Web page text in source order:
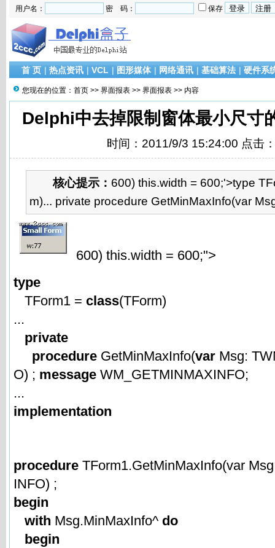
用户名： 密 码： 保存
首 页 | 热点资讯 | VCL | 图形媒体 | 网络通讯 | 基础算法 | 硬件系
您现在的位置： 首页 >> 界面报表 >> 界面报表 >> 内容
Delphi中去掉限制窗体最小尺寸
时间：2011/9/3 15:24:00 点击
核心提示： 600) this.width = 600;'>type
m)... private procedure GetMinMaxInfo(var
600) this.width = 600;">
type
TForm1 = class(TForm)
...
private
procedure GetMinMaxInfo(var Msg:
O) ; message WM_GETMINMAXINFO;
...
implementation
procedure TForm1.GetMinMaxInfo(var
INFO) ;
begin
with Msg.MinMaxInfo^ do
begin